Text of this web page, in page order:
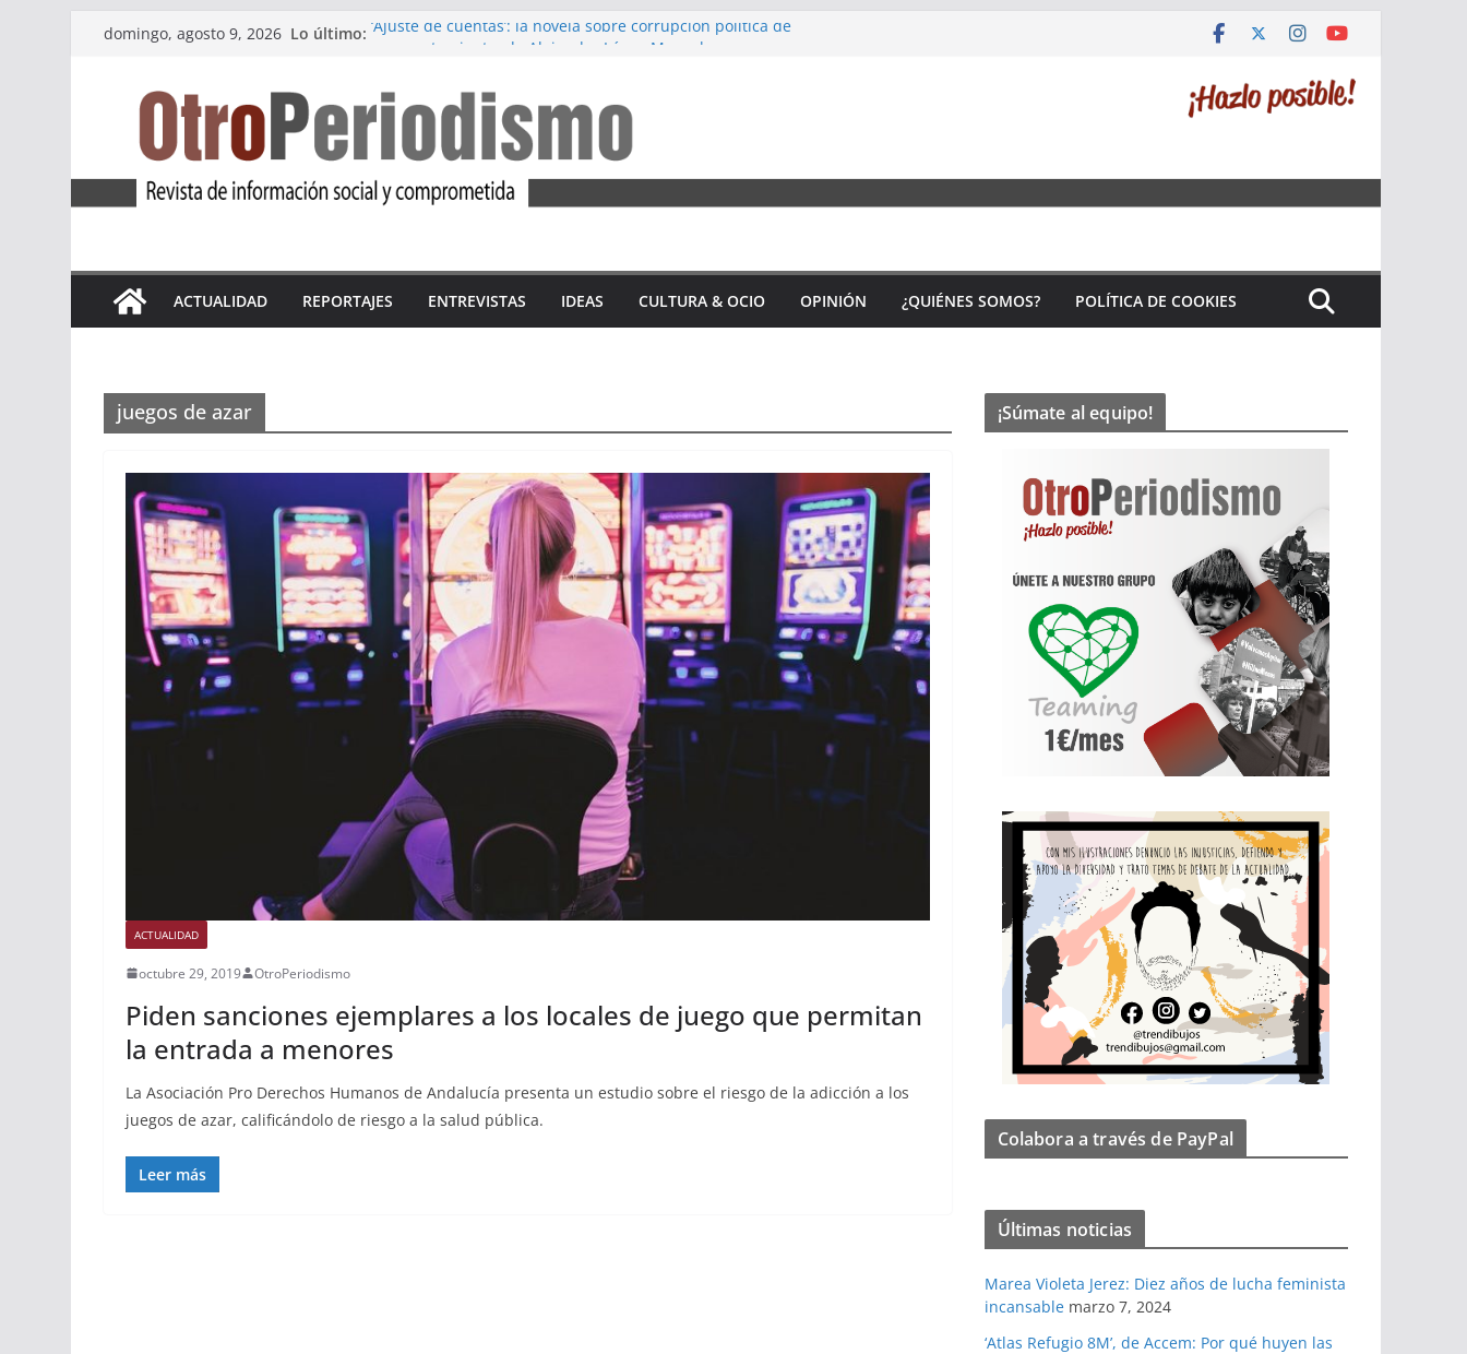
Saltar
contenido
domingo, agosto 9, 2026 Lo último: ‘Ajuste de cuentas’: la novela sobre corrupción política de
incansable
‘Atlas Refugio 8M’, de Accem: Por qué huyen las mujeres
Apdha alerta: un tercio de las víctimas mortales por
violencia de género en 2023 son andaluzas
La primera edición del ‘Alfajor Solidario’: unión exitosa del
ACTUALIDAD REPORTAJES ENTREVISTAS IDEAS CULTURA & OCIO OPINIÓN ¿QUIÉNES SOMOS? POLÍTICA DE COOKIES
juegos de azar
ACTUALIDAD
octubre 29, 2019 OtroPeriodismo
Piden sanciones ejemplares a los locales de juego que permitan
la entrada a menores
La Asociación Pro Derechos Humanos de Andalucía presenta un estudio sobre el riesgo de la adicción a los
juegos de azar, calificándolo de riesgo a la salud pública.
Leer más
¡Súmate al equipo!
Colabora a través de PayPal
Últimas noticias
Marea Violeta Jerez: Diez años de lucha feminista
incansable marzo 7, 2024
‘Atlas Refugio 8M’, de Accem: Por qué huyen las